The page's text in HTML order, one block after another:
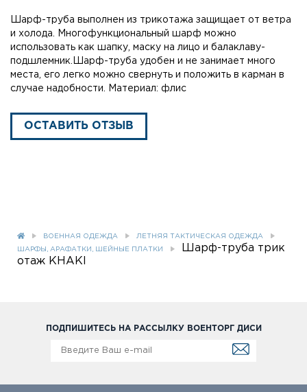
Шарф-труба выполнен из трикотажа защищает от ветра
и холода. Многофункциональный шарф можно
использовать как шапку, маску на лицо и балаклаву-
подшлемник.Шарф-труба удобен и не занимает много
места, его легко можно свернуть и положить в карман в
случае надобности. Материал: флис
ОСТАВИТЬ ОТЗЫВ
ВОЕННАЯ ОДЕЖДА ЛЕТНЯЯ ТАКТИЧЕСКАЯ ОДЕЖДА
ШАРФЫ, АРАФАТКИ, ШЕЙНЫЕ ПЛАТКИ
Шарф-труба трик
отаж KHAKI
ПОДПИШИТЕСЬ НА РАССЫЛКУ ВОЕНТОРГ ДИСИ